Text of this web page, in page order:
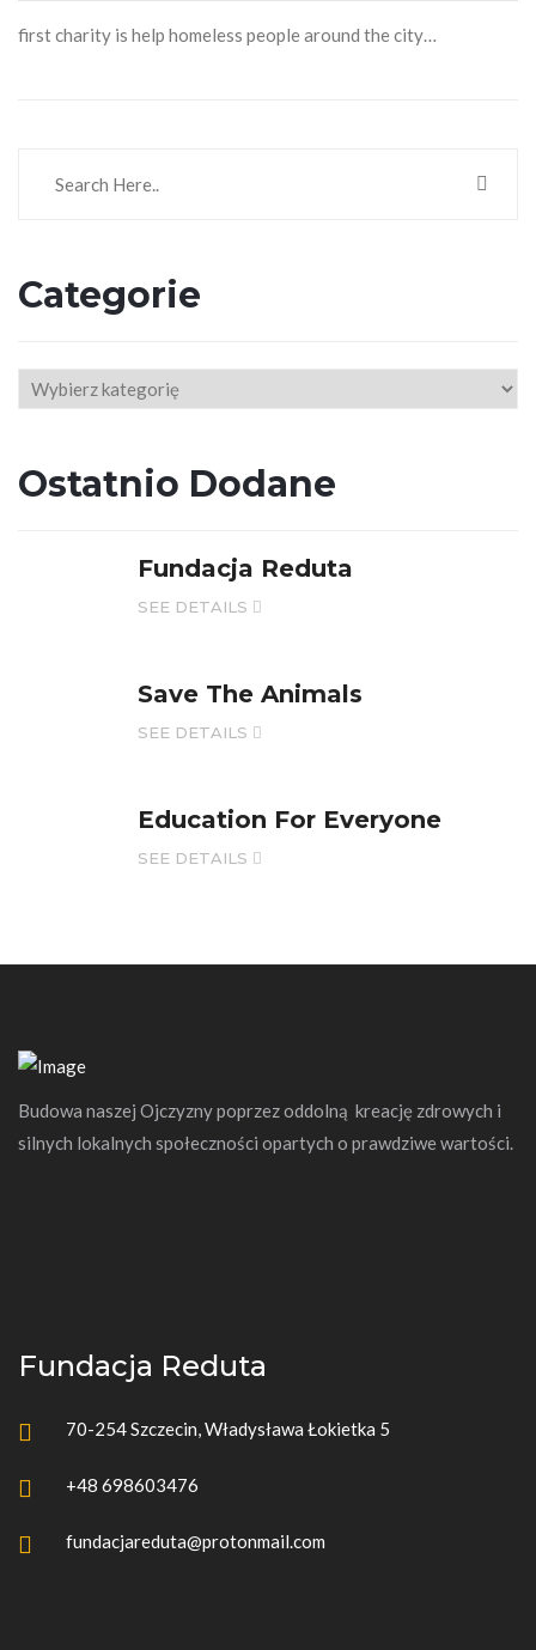
first charity is help homeless people around the city…
Categorie
Categorie
Ostatnio Dodane
Fundacja Reduta
SEE DETAILS
Save The Animals
SEE DETAILS
Education For Everyone
SEE DETAILS
Budowa naszej Ojczyzny poprzez oddolną kreację zdrowych i
silnych lokalnych społeczności opartych o prawdziwe wartości.
Fundacja Reduta
70-254 Szczecin, Władysława Łokietka 5
+48 698603476
fundacjareduta@protonmail.com